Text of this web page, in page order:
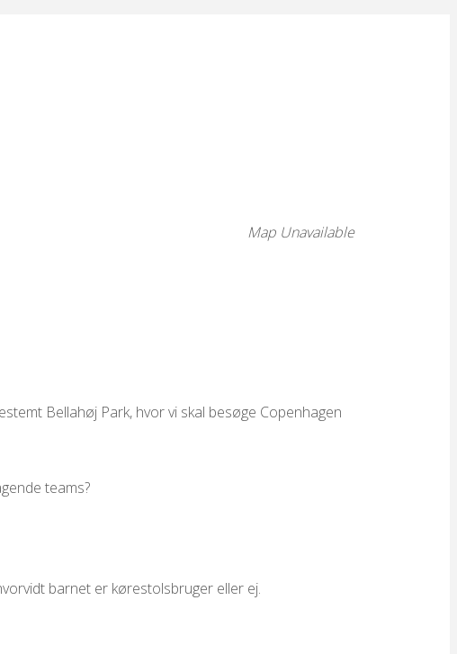
Map Unavailable
Bellahøj Park, hvor vi skal besøge Copenhagen
teams?
barnet er kørestolsbruger eller ej.